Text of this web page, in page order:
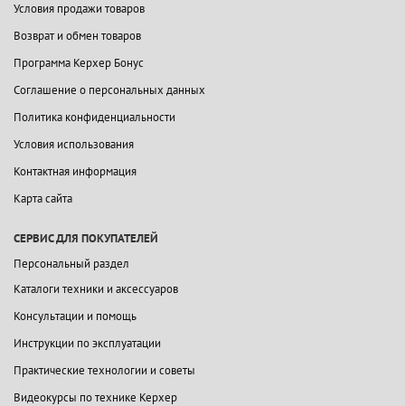
Условия продажи товаров
Возврат и обмен товаров
Программа Керхер Бонус
Соглашение о персональных данных
Политика конфиденциальности
Условия использования
Контактная информация
Карта сайта
СЕРВИС ДЛЯ ПОКУПАТЕЛЕЙ
Персональный раздел
Каталоги техники и аксессуаров
Консультации и помощь
Инструкции по эксплуатации
Практические технологии и советы
Видеокурсы по технике Керхер